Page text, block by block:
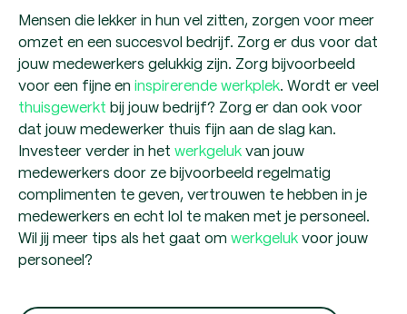
Mensen die lekker in hun vel zitten, zorgen voor meer
omzet en een succesvol bedrijf. Zorg er dus voor dat
jouw medewerkers gelukkig zijn. Zorg bijvoorbeeld
voor een fijne en inspirerende werkplek. Wordt er veel
thuisgewerkt bij jouw bedrijf? Zorg er dan ook voor
dat jouw medewerker thuis fijn aan de slag kan.
Investeer verder in het werkgelukvan jouw
medewerkers door ze bijvoorbeeld regelmatig
complimenten te geven, vertrouwen te hebben in je
medewerkers en echt lol te maken met je personeel.
Wil jij meer tips als het gaat om werkgelukvoor jouw
personeel?